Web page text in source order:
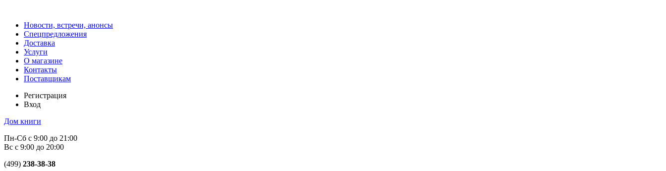
Новости, встречи, анонсы
Спецпредложения
Доставка
Услуги
О магазине
Контакты
Поставщикам
Регистрация
Вход
Дом книги
Пн-Сб с 9:00 до 21:00
Вс с 9:00 до 20:00
(499) 238-38-38